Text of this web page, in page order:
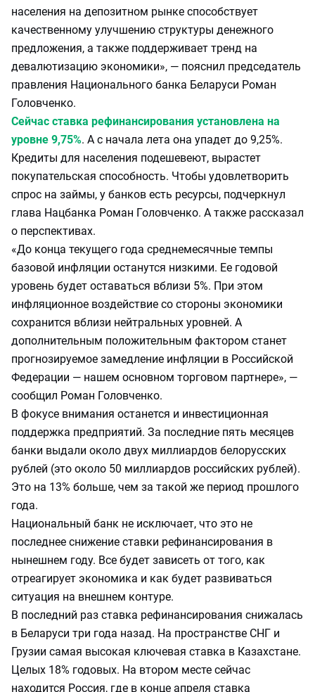
населения на депозитном рынке способствует
качественному улучшению структуры денежного
предложения, а также поддерживает тренд на
девалютизацию экономики», — пояснил председатель
правления Национального банка Беларуси Роман
Головченко.
Сейчас ставка рефинансирования установлена на
уровне 9,75%. А с начала лета она упадет до 9,25%.
Кредиты для населения подешевеют, вырастет
покупательская способность. Чтобы удовлетворить
спрос на займы, у банков есть ресурсы, подчеркнул
глава Нацбанка Роман Головченко. А также рассказал
о перспективах.
«До конца текущего года среднемесячные темпы
базовой инфляции останутся низкими. Ее годовой
уровень будет оставаться вблизи 5%. При этом
инфляционное воздействие со стороны экономики
сохранится вблизи нейтральных уровней. А
дополнительным положительным фактором станет
прогнозируемое замедление инфляции в Российской
Федерации — нашем основном торговом партнере», —
сообщил Роман Головченко.
В фокусе внимания останется и инвестиционная
поддержка предприятий. За последние пять месяцев
банки выдали около двух миллиардов белорусских
рублей (это около 50 миллиардов российских рублей).
Это на 13% больше, чем за такой же период прошлого
года.
Национальный банк не исключает, что это не
последнее снижение ставки рефинансирования в
нынешнем году. Все будет зависеть от того, как
отреагирует экономика и как будет развиваться
ситуация на внешнем контуре.
В последний раз ставка рефинансирования снижалась
в Беларуси три года назад. На пространстве СНГ и
Грузии самая высокая ключевая ставка в Казахстане.
Целых 18% годовых. На втором месте сейчас
находится Россия, где в конце апреля ставка